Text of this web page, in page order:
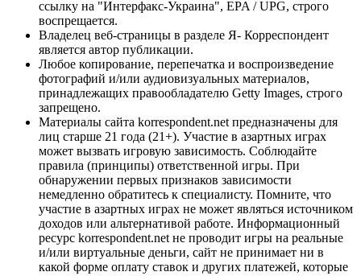
ссылку на "Интерфакс-Украина", EPA / UPG, строго
воспрещается.
Владелец веб-страницы в разделе Я- Корреспондент
является автор публикации.
Любое копирование, перепечатка и воспроизведение
фотографий и/или аудиовизуальных материалов,
принадлежащих правообладателю Getty Images, строго
запрещено.
Материалы сайта korrespondent.net предназначены для
лиц старше 21 года (21+). Участие в азартных играх
может вызвать игровую зависимость. Соблюдайте
правила (принципы) ответственной игры. При
обнаружении первых признаков зависимости
немедленно обратитесь к специалисту. Помните, что
участие в азартных играх не может являться источником
доходов или альтернативой работе. Информационный
ресурс korrespondent.net не проводит игры на реальные
и/или виртуальные деньги, сайт не принимает ни в
какой форме оплату ставок и других платежей, которые